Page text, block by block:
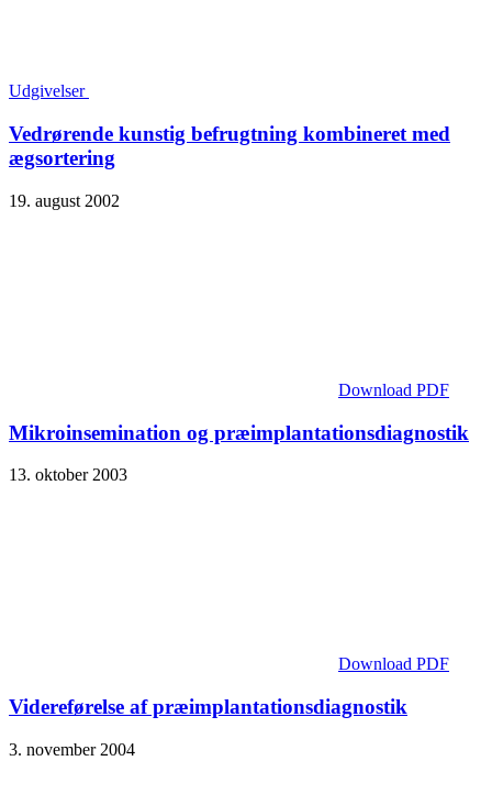
Udgivelser
Vedrørende kunstig befrugtning kombineret med
ægsortering
19. august 2002
Download PDF
Mikroinsemination og præimplantationsdiagnostik
13. oktober 2003
Download PDF
Videreførelse af præimplantationsdiagnostik
3. november 2004